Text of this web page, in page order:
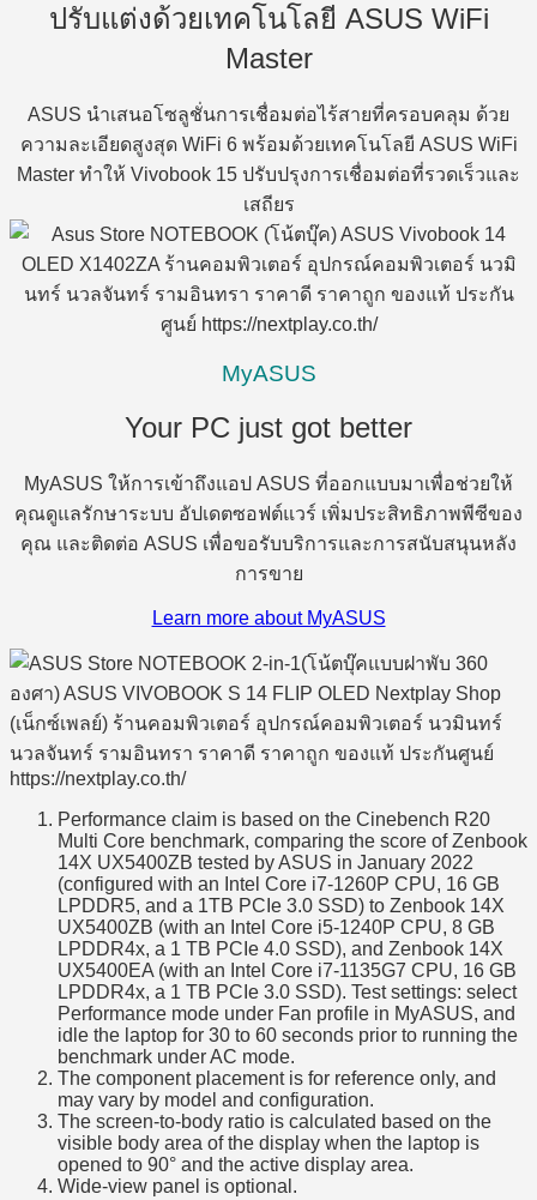
ปรับแต่งด้วยเทคโนโลยี ASUS WiFi
Master
ASUS นำเสนอโซลูชั่นการเชื่อมต่อไร้สายที่ครอบคลุม ด้วย
ความละเอียดสูงสุด WiFi 6 พร้อมด้วยเทคโนโลยี ASUS WiFi
Master ทำให้ Vivobook 15 ปรับปรุงการเชื่อมต่อที่รวดเร็วและ
เสถียร
MyASUS
Your PC just got better​
MyASUS ให้การเข้าถึงแอป ASUS ที่ออกแบบมาเพื่อช่วยให้
คุณดูแลรักษาระบบ อัปเดตซอฟต์แวร์ เพิ่มประสิทธิภาพพีซีของ
คุณ และติดต่อ ASUS เพื่อขอรับบริการและการสนับสนุนหลัง
การขาย
Learn more about MyASUS
Performance claim is based on the Cinebench R20
Multi Core benchmark, comparing the score of Zenbook
14X UX5400ZB tested by ASUS in January 2022
(configured with an Intel Core i7-1260P CPU, 16 GB
LPDDR5, and a 1TB PCIe 3.0 SSD) to Zenbook 14X
UX5400ZB (with an Intel Core i5-1240P CPU, 8 GB
LPDDR4x, a 1 TB PCIe 4.0 SSD), and Zenbook 14X
UX5400EA (with an Intel Core i7-1135G7 CPU, 16 GB
LPDDR4x, a 1 TB PCIe 3.0 SSD). Test settings: select
Performance mode under Fan profile in MyASUS, and
idle the laptop for 30 to 60 seconds prior to running the
benchmark under AC mode.
The component placement is for reference only, and
may vary by model and configuration.
The screen-to-body ratio is calculated based on the
visible body area of the display when the laptop is
opened to 90° and the active display area.
Wide-view panel is optional.